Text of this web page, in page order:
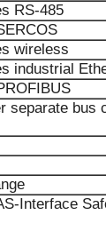
RS-485
wireless
industrial
separate bus
Interface